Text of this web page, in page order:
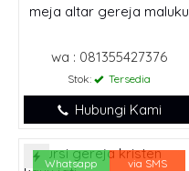
meja altar gereja maluku
wa : 081355427376
Stok: Tersedia
Hubungi Kami
Whatsapp via SMS